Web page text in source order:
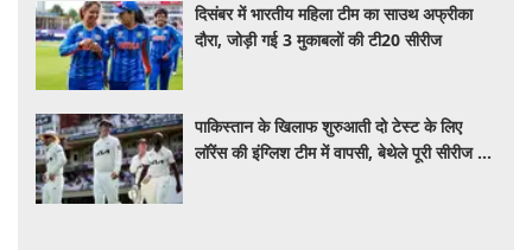
दिसंबर में भारतीय महिला टीम का साउथ अफ्रीका
दौरा, जोड़ी गई 3 मुकाबलों की टी20 सीरीज
पाकिस्तान के खिलाफ शुरुआती दो टेस्ट के लिए
लॉरेंस की इंग्लिश टीम में वापसी, बेथेले पूरी सीरीज से